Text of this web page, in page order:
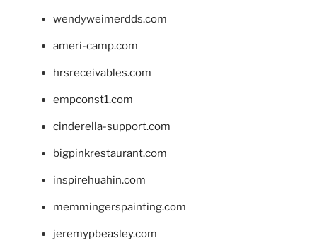
wendyweimerdds.com
ameri-camp.com
hrsreceivables.com
empconst1.com
cinderella-support.com
bigpinkrestaurant.com
inspirehuahin.com
memmingerspainting.com
jeremypbeasley.com